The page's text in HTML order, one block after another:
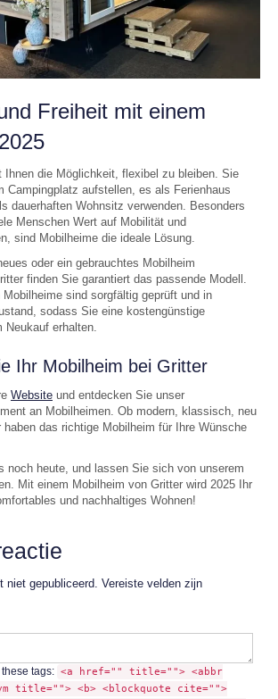
Freiheit mit einem
Ihnen die Möglichkeit, flexibel zu bleiben. Sie
Campingplatz aufstellen, es als Ferienhaus
dauerhaften Wohnsitz verwenden. Besonders
Menschen Wert auf Mobilität und
sind Mobilheime die ideale Lösung.
oder ein gebrauchtes Mobilheim
finden Sie garantiert das passende Modell.
Mobilheime sind sorgfältig geprüft und in
sodass Sie eine kostengünstige
Neukauf erhalten.
Ihr Mobilheim bei Gritter
Website und entdecken Sie unser
an Mobilheimen. Ob modern, klassisch, neu
haben das richtige Mobilheim für Ihre Wünsche
noch heute, und lassen Sie sich von unserem
Mit einem Mobilheim von Gritter wird 2025 Ihr
und nachhaltiges Wohnen!
niet gepubliceerd. Vereiste velden zijn
tags: <a href="" title=""> <abbr
title=""> <b> <blockquote cite="">